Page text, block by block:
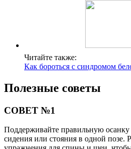
Читайте также:
Как бороться с синдромом
Полезные советы
СОВЕТ №1
Поддерживайте правильную осанку
сидения или стояния в одной позе.